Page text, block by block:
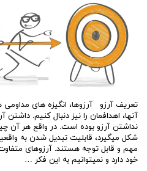
تعریف آرزو آرزوها، انگیزه های
آنها، اهدافمان را نیز دنبال کنیم.
نداشتن آرزو بوده است. در واقع هر آن
شکل میگیرد، قابلیت تبدیل شدن به واقعیت
مهم و قابل توجه هستند. آرزوهای
خود دارد و نمیتوانیم به این فکر …